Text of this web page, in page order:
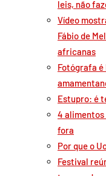
leis, não
Vídeo
Fábio de
africanas
Fotógrafa
Estupro: é
4 alimentos
fora
Por que o
Festival